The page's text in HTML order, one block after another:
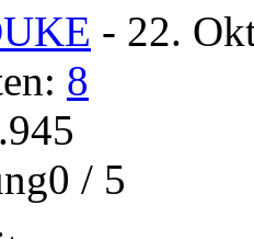
- 22.
8
/ 5